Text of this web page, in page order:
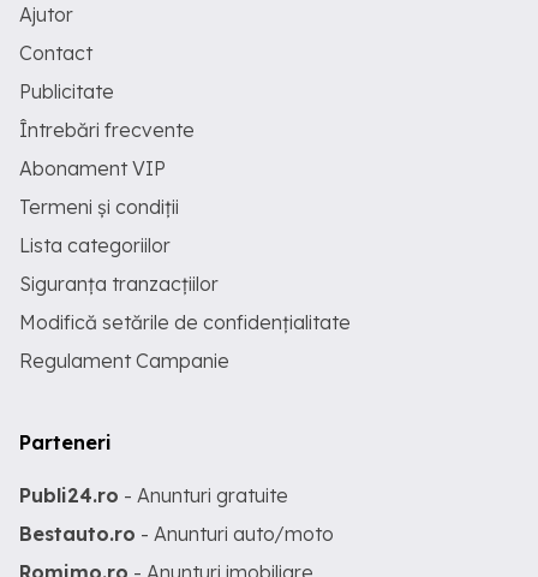
Ajutor
Contact
Publicitate
Întrebări frecvente
Abonament VIP
Termeni și condiții
Lista categoriilor
Siguranța tranzacțiilor
Modifică setările de confidențialitate
Regulament Campanie
Parteneri
Publi24.ro - Anunturi gratuite
Bestauto.ro - Anunturi auto/moto
Romimo.ro - Anunturi imobiliare